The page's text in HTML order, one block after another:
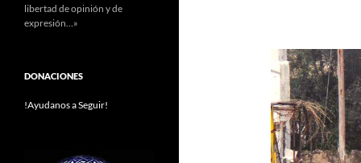
libertad de opinión y de
expresión…»
DONACIONES
!Ayudanos a Seguir!